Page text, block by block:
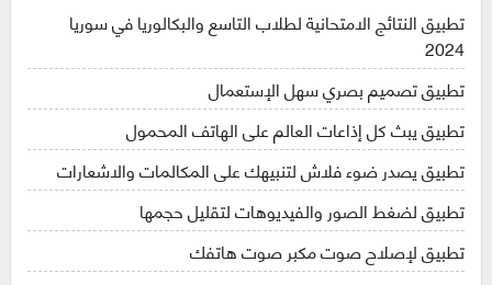
تطبيق النتائج الامتحانية لطلاب التاسع والبكالوريا في سوريا
2024
تطبيق تصميم بصري سهل الإستعمال
تطبيق يبث كل إذاعات العالم على الهاتف المحمول
تطبيق يصدر ضوء فلاش لتنبيهك على المكالمات والاشعارات
تطبيق لضغط الصور والفيديوهات لتقليل حجمها
تطبيق لإصلاح صوت مكبر صوت هاتفك